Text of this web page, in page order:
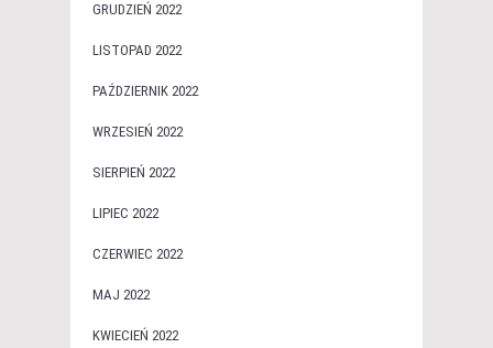
GRUDZIEŃ 2022
LISTOPAD 2022
PAŹDZIERNIK 2022
WRZESIEŃ 2022
SIERPIEŃ 2022
LIPIEC 2022
CZERWIEC 2022
MAJ 2022
KWIECIEŃ 2022